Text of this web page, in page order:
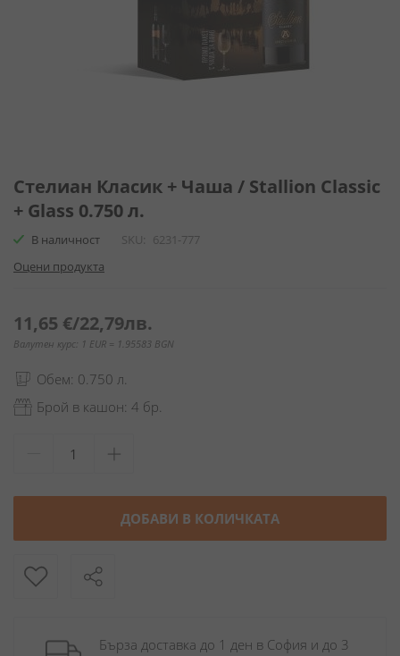
към
началото
на
галерия
снимки
Стелиан Класик + Чаша / Stallion Classic
+ Glass 0.750 л.
В наличност SKU
6231-777
Оцени продукта
11,65 €/22,79лв.
Валутен курс: 1 EUR = 1.95583 BGN
Обем: 0.750 л.
Брой в кашон: 4 бр.
ДОБАВИ В КОЛИЧКАТА
Бърза доставка до 1 ден в София и до 3